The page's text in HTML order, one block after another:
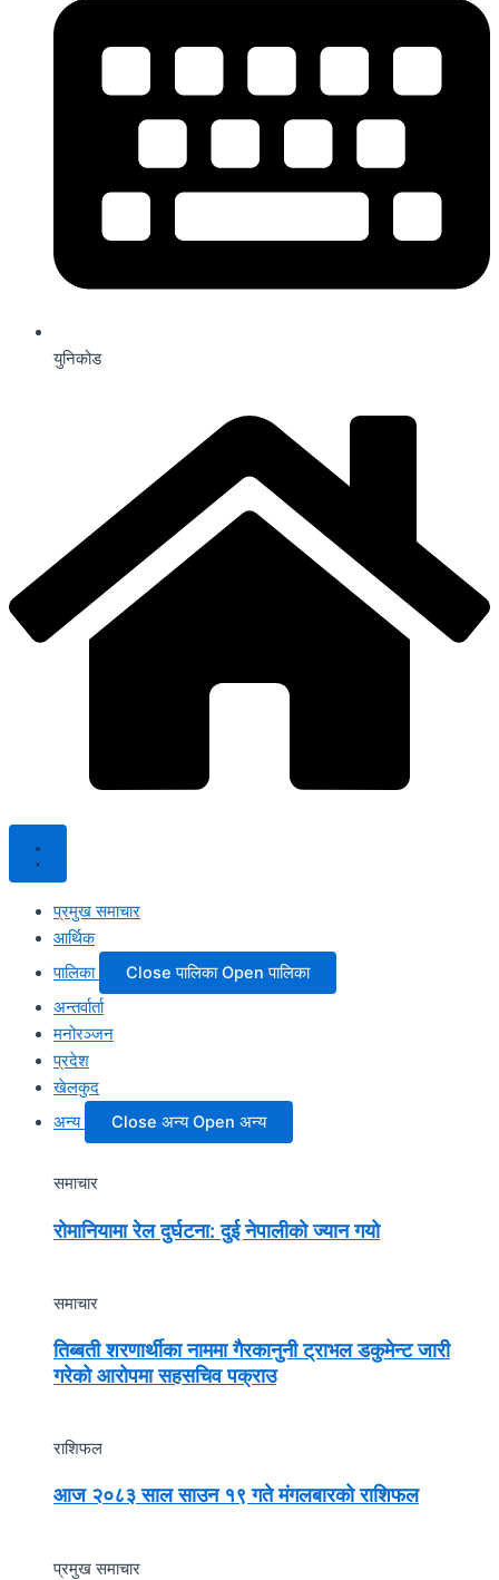
युनिकोड
प्रमुख समाचार
आर्थिक
पालिका
Close पालिका Open पालिका
अन्तर्वार्ता
मनोरञ्जन
प्रदेश
खेलकुद
अन्य
Close अन्य Open अन्य
समाचार
रोमानियामा रेल दुर्घटना: दुई नेपालीको ज्यान गयो
समाचार
तिब्बती शरणार्थीका नाममा गैरकानुनी ट्राभल डकुमेन्ट जारी
गरेको आरोपमा सहसचिव पक्राउ
राशिफल
आज २०८३ साल साउन १९ गते मंगलबारको राशिफल
प्रमुख समाचार